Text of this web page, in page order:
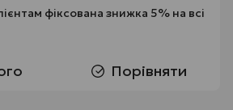
фіксована знижка 5% на всі
Порівняти